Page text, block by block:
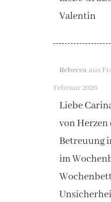
Valentin
Rebeccaaus
Februar 2026
Liebe
von
Betreuung
im